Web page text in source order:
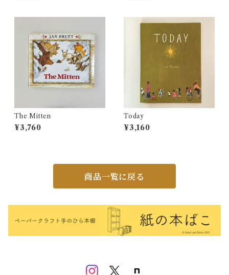
The Mitten
¥3,760
Today
¥3,160
商品一覧に戻る